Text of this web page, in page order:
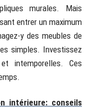
murales. Mais
entrer un maximum
y des meubles de
simples. Investissez
intemporelles. Ces
intérieure: conseils